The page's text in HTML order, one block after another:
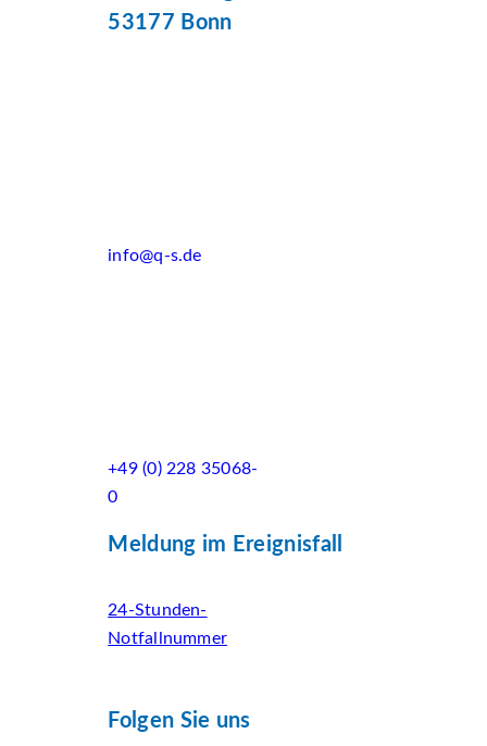
53177 Bonn
info@q-s.de
+49 (0) 228 35068-
0
Meldung im Ereignisfall
24-Stunden-
Notfallnummer
Folgen Sie uns